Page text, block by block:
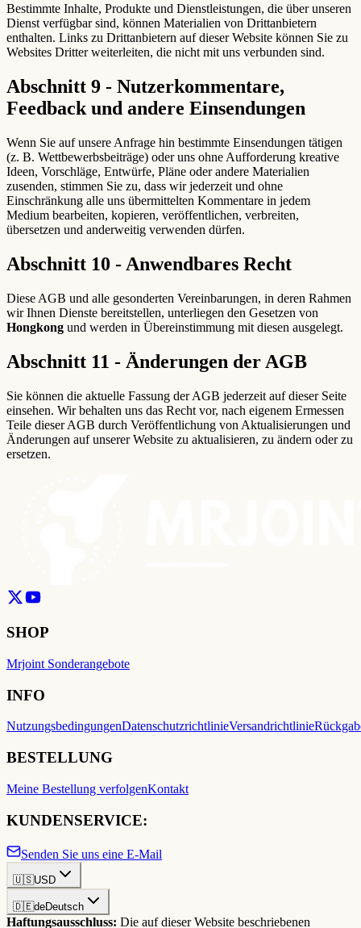
Bestimmte Inhalte, Produkte und Dienstleistungen, die über unseren
Dienst verfügbar sind, können Materialien von Drittanbietern
enthalten. Links zu Drittanbietern auf dieser Website können Sie zu
Websites Dritter weiterleiten, die nicht mit uns verbunden sind.
Abschnitt 9 - Nutzerkommentare,
Feedback und andere Einsendungen
Wenn Sie auf unsere Anfrage hin bestimmte Einsendungen tätigen
(z. B. Wettbewerbsbeiträge) oder uns ohne Aufforderung kreative
Ideen, Vorschläge, Entwürfe, Pläne oder andere Materialien
zusenden, stimmen Sie zu, dass wir jederzeit und ohne
Einschränkung alle uns übermittelten Kommentare in jedem
Medium bearbeiten, kopieren, veröffentlichen, verbreiten,
übersetzen und anderweitig verwenden dürfen.
Abschnitt 10 - Anwendbares Recht
Diese AGB und alle gesonderten Vereinbarungen, in deren Rahmen
wir Ihnen Dienste bereitstellen, unterliegen den Gesetzen von
Hongkong und werden in Übereinstimmung mit diesen ausgelegt.
Abschnitt 11 - Änderungen der AGB
Sie können die aktuelle Fassung der AGB jederzeit auf dieser Seite
einsehen. Wir behalten uns das Recht vor, nach eigenem Ermessen
Teile dieser AGB durch Veröffentlichung von Aktualisierungen und
Änderungen auf unserer Website zu aktualisieren, zu ändern oder zu
ersetzen.
SHOP
Mrjoint Sonderangebote
INFO
NutzungsbedingungenDatenschutzrichtlinieVersandrichtlinie
BESTELLUNG
Meine Bestellung verfolgenKontakt
KUNDENSERVICE:
Senden Sie uns eine E-Mail
🇺🇸USD
🇩🇪deDeutsch
Haftungsausschluss: Die auf dieser Website beschriebenen